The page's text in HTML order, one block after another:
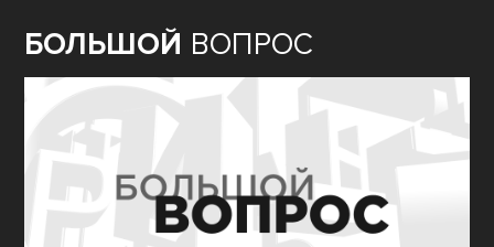
БОЛЬШОЙ ВОПРОС